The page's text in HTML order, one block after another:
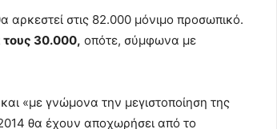
αρκεστεί στις 82.000 μόνιμο προσωπικό.
τους 30.000, οπότε, σύμφωνα με
«με γνώμονα την μεγιστοποίηση της
θα έχουν αποχωρήσει από το